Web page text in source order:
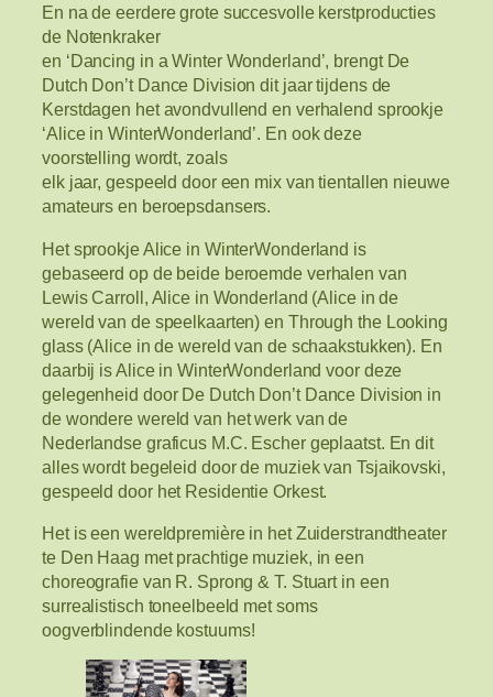
En na de eerdere grote succesvolle kerstproducties
de Notenkraker
en ‘Dancing in a Winter Wonderland’, brengt De
Dutch Don’t Dance Division dit jaar tijdens de
Kerstdagen het avondvullend en verhalend sprookje
‘Alice in WinterWonderland’. En ook deze
voorstelling wordt, zoals
elk jaar, gespeeld door een mix van tientallen nieuwe
amateurs en beroepsdansers.
Het sprookje Alice in WinterWonderland is
gebaseerd op de beide beroemde verhalen van
Lewis Carroll, Alice in Wonderland (Alice in de
wereld van de speelkaarten) en Through the Looking
glass (Alice in de wereld van de schaakstukken). En
daarbij is Alice in WinterWonderland voor deze
gelegenheid door De Dutch Don’t Dance Division in
de wondere wereld van het werk van de
Nederlandse graficus M.C. Escher geplaatst. En dit
alles wordt begeleid door de muziek van Tsjaikovski,
gespeeld door het Residentie Orkest.
Het is een wereldpremière in het Zuiderstrandtheater
te Den Haag met prachtige muziek, in een
choreografie van R. Sprong & T. Stuart in een
surrealistisch toneelbeeld met soms
oogverblindende kostuums!